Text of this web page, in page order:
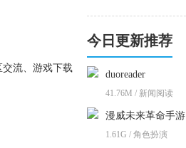
流、游戏下载
今日更新推荐
duoreader
41.76M / 新闻阅读
漫威未来革命手游
1.61G / 角色扮演